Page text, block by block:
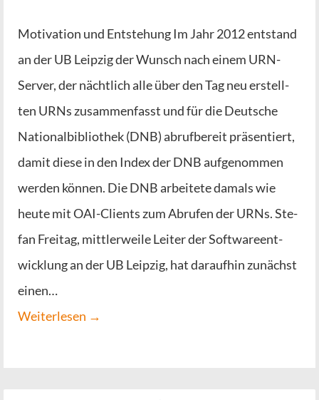
Moti­va­ti­on und Ent­ste­hung Im Jahr 2012 ent­stand
an der UB Leip­zig der Wunsch nach einem URN-
Ser­­ver, der nächt­lich alle über den Tag neu erstell­
ten URNs zusam­men­fasst und für die Deut­sche
Natio­nal­bi­blio­thek (DNB) abruf­be­reit prä­sen­tiert,
damit die­se in den Index der DNB auf­ge­nom­men
wer­den kön­nen. Die DNB arbei­te­te damals wie
heu­te mit OAI-Cli­ents zum Abru­fen der URNs. Ste­
fan Frei­tag, mitt­ler­wei­le Lei­ter der Soft­ware­ent­
wick­lung an der UB Leip­zig, hat dar­auf­hin zunächst
einen…
Wei­ter­le­sen →